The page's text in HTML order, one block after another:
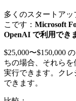
多くのスタートアッ
こです： Microsoft
OpenAI で利用でき
$25,000〜$150,000
ちの場合、それらを
実行できます。ク
できます。